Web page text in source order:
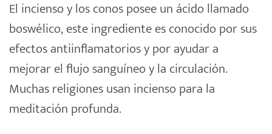
El inciensoy los conos posee un ácido llamado
boswélico, este ingrediente es conocido por sus
efectos antiinflamatorios y por ayudar a
mejorar el flujo sanguíneo y la circulación.
Muchas religiones usan incienso para la
meditación profunda.